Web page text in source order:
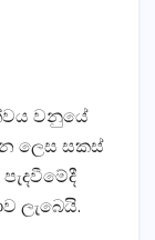
වනුයේ
ලෙස සකස්
ලැබෙයි.